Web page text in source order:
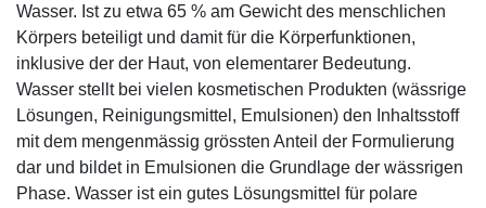
Wasser. Ist zu etwa 65 % am Gewicht des menschlichen
Körpers beteiligt und damit für die Körperfunktionen,
inklusive der der Haut, von elementarer Bedeutung.
Wasser stellt bei vielen kosmetischen Produkten (wässrige
Lösungen, Reinigungsmittel, Emulsionen) den Inhaltsstoff
mit dem mengenmässig grössten Anteil der Formulierung
dar und bildet in Emulsionen die Grundlage der wässrigen
Phase. Wasser ist ein gutes Lösungsmittel für polare